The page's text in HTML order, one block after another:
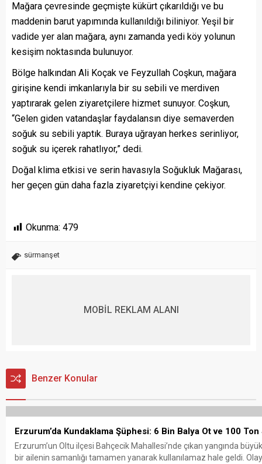
Mağara çevresinde geçmişte kükürt çıkarıldığı ve bu
maddenin barut yapımında kullanıldığı biliniyor. Yeşil bir
vadide yer alan mağara, aynı zamanda yedi köy yolunun
kesişim noktasında bulunuyor.
Bölge halkından Ali Koçak ve Feyzullah Coşkun, mağara
girişine kendi imkanlarıyla bir su sebili ve merdiven
yaptırarak gelen ziyaretçilere hizmet sunuyor. Coşkun,
“Gelen giden vatandaşlar faydalansın diye semaverden
soğuk su sebili yaptık. Buraya uğrayan herkes serinliyor,
soğuk su içerek rahatlıyor,” dedi.
Doğal klima etkisi ve serin havasıyla Soğukluk Mağarası,
her geçen gün daha fazla ziyaretçiyi kendine çekiyor.
Okunma: 479
sürmanşet
MOBİL REKLAM ALANI
Benzer Konular
Erzurum’da Kundaklama Şüphesi: 6 Bin Balya Ot ve 100
Erzurum’un Oltu ilçesi Bahçecik Mahallesi’nde çıkan yangında
bir ailenin samanlığı tamamen yanarak kullanılamaz hale geldi.